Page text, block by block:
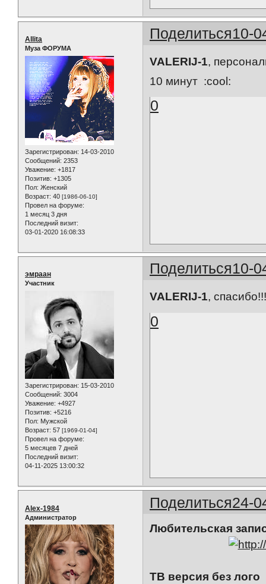
Поделиться10-
Allita
Муза ФОРУМА
Зарегистрирован: 14-03-2010
Сообщений: 2353
Уважение: +1817
Позитив: +1305
Пол: Женский
Возраст: 40 [1986-06-10]
Провел на форуме:
1 месяц 3 дня
Последний визит:
03-01-2020 16:08:33
VALERIJ-1,
10 минут :cool:
0
Поделиться10-
эмраан
Участник
Зарегистрирован: 15-03-2010
Сообщений: 3004
Уважение: +4927
Позитив: +5216
Пол: Мужской
Возраст: 57 [1969-01-04]
Провел на форуме:
5 месяцев 7 дней
Последний визит:
04-11-2025 13:00:32
VALERIJ-1,
0
Поделиться24-
Alex-1984
Администратор
Любительская
ТВ версия без лого